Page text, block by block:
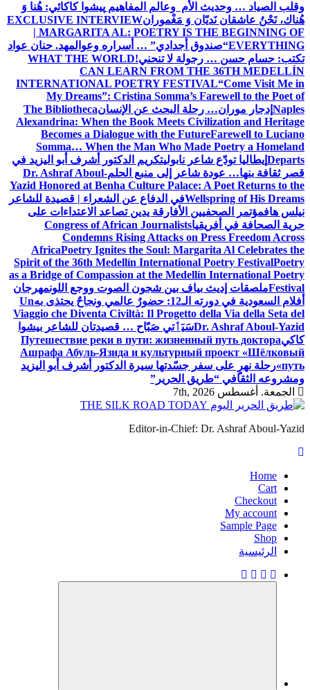
وقلب الصياد … وحديث الأم وعالم المفاهيم پیشوا کاکائي: هُنا وَ
هُناك، نَحْنُ عاشقان نَديّان وَ مَغْمورانEXCLUSIVE INTERVIEW
| MARGARITA AL: POETRY IS THE BEGINNING OF
EVERYTHING“صندوق أجدادي” … أسراره وعوالمهد. حنان عواد
تكتب: حسام حسن … رجولة لا تنحني!WHAT THE WORLD
CAN LEARN FROM THE 36TH MEDELLÍN
INTERNATIONAL POETRY FESTIVAL“Come Visit Me in
My Dreams”: Cristina Somma’s Farewell to the Poet of
Naples إدجار موران… رحلة البحث عن الإنسانThe Bibliotheca
Alexandrina: When the Book Meets Civilization and Heritage
Becomes a Dialogue with the FutureFarewell to Luciano
Somma… When the Man Who Made Poetry a Homeland
Departs إيطاليا تودّع شاعر نابوليتكريم الدكتور أشرف أبو اليزيد في
قصر ثقافة بنها… عودة شاعر إلى منبع الحلمDr. Ashraf Aboul-
Yazid Honored at Benha Culture Palace: A Poet Returns to the
Wellspring of His Dreamsفي الدفاع عن الشعراء | قصيدة للشاعر
نيلس هافمؤتمر الصحفيين الأفارقة يدين تصاعد الاعتداءات على
حرية الصحافة في أفريقياCongress of African Journalists
Condemns Rising Attacks on Press Freedom Across
AfricaPoetry Ignites the Soul: Margarita Al Celebrates the
Spirit of the 36th Medellín International Poetry FestivalPoetry
as a Bridge of Compassion at the Medellín International Poetry
Festivalملصقات إديث بياف بين شجون الصوت ووجع اللونمهرجان
أفلام السعودية في دورته الـ12: حضورٌ عالمي ونجاحٌ يحتذى به
Un
Viaggio che Diventa Civiltà: Il Progetto della Via della Seta del
Dr. Ashraf Aboul-Yazidسَيَٲتي صَبّاح … قصيدتان للشاعر بيشوا
كاكيПутешествие реки в пути: жизненный путь доктора
Ашрафа Абуль-Язида и культурный проект «Шёлковый
путь» رحلة نهرٍ على سفر جسّدتها سيرة الدكتور أشرف أبو اليزيد
ومشروعه الثقافي “طريق الحرير”
الجمعة. أغسطس 7th, 2026
Editor-in-Chief: Dr. Ashraf Aboul-Yazid
Home
Cart
Checkout
My account
Sample Page
Shop
الرئيسية